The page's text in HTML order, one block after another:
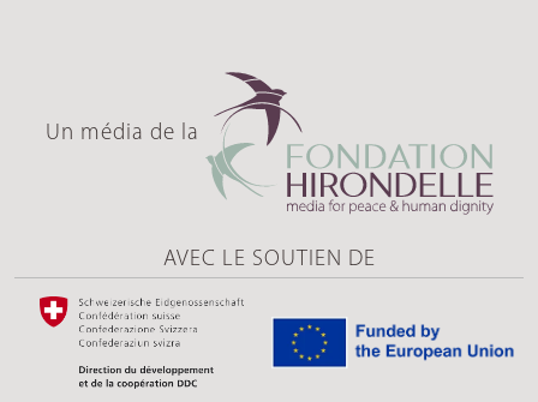
Un média de la
AVEC LE SOUTIEN DE